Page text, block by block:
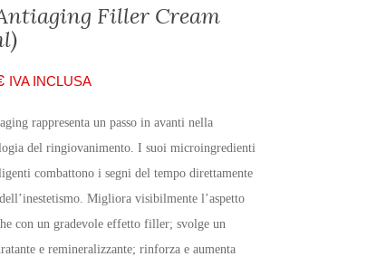
Filler Cream
IVA INCLUSA
rappresenta un passo in avanti nella
del ringiovanimento. I suoi microingredienti
combattono i segni del tempo direttamente
Migliora visibilmente l’aspetto
con un gradevole effetto filler; svolge un
e remineralizzante; rinforza e aumenta